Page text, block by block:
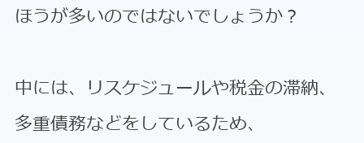
ほうが多いのではないでしょうか？
中には、リスケジュールや税金の滞納、
多重債務などをしているため、